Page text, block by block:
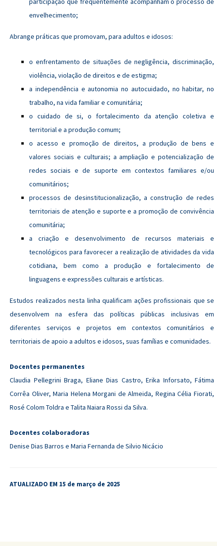
envelhecimento;
Abrange práticas que promovam, para adultos e idosos:
o enfrentamento de situações de negligência, discriminação,
violência, violação de direitos e de estigma;
a independência e autonomia no autocuidado, no habitar, no
trabalho, na vida familiar e comunitária;
o cuidado de si, o fortalecimento da atenção coletiva e
territorial e a produção comum;
o acesso e promoção de direitos, a produção de bens e
valores sociais e culturais; a ampliação e potencialização de
redes sociais e de suporte em contextos familiares e/ou
comunitários;
processos de desinstitucionalização, a construção de redes
territoriais de atenção e suporte e a promoção de convivência
comunitária;
a criação e desenvolvimento de recursos materiais e
tecnológicos para favorecer a realização de atividades da vida
cotidiana, bem como a produção e fortalecimento de
linguagens e expressões culturais e artísticas.
Estudos realizados nesta linha qualificam ações profissionais que se
desenvolvem na esfera das políticas públicas inclusivas em
diferentes serviços e projetos em contextos comunitários e
territoriais de apoio a adultos e idosos, suas famílias e comunidades.
Docentes permanentes
Claudia Pellegrini Braga, Eliane Dias Castro, Erika Inforsato, Fátima
Corrêa Oliver, Maria Helena Morgani de Almeida, Regina Célia Fiorati,
Rosé Colom Toldra e Talita Naiara Rossi da Silva.
Docentes colaboradoras
Denise Dias Barros e Maria Fernanda de Silvio Nicácio
ATUALIZADO EM 15 de março de 2025